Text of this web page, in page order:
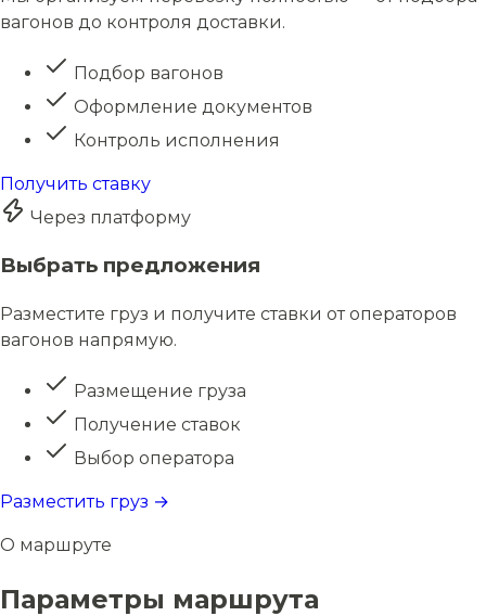
вагонов до контроля доставки.
Подбор вагонов
Оформление документов
Контроль исполнения
Получить ставку
Через платформу
Выбрать предложения
Разместите груз и получите ставки от операторов
вагонов напрямую.
Размещение груза
Получение ставок
Выбор оператора
Разместить груз →
О маршруте
Параметры маршрута